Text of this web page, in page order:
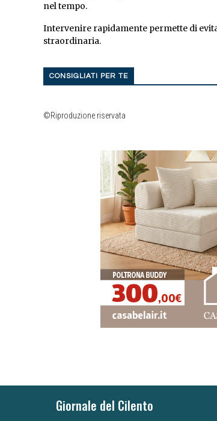
nel tempo.
Intervenire rapidamente permette di
straordinaria.
CONSIGLIATI PER TE
©Riproduzione riservata
Giornale del Cilento